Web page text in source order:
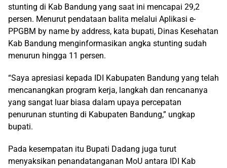
stunting di Kab Bandung yang saat ini mencapai 29,2
persen. Menurut pendataan balita melalui Aplikasi e-
PPGBM by name by address, kata bupati, Dinas Kesehatan
Kab Bandung menginformasikan angka stunting sudah
menurun hingga 11 persen.
“Saya apresiasi kepada IDI Kabupaten Bandung yang telah
mencanangkan program kerja, langkah dan rencananya
yang sangat luar biasa dalam upaya percepatan
penurunan stunting di Kabupaten Bandung,” ungkap
bupati.
Pada kesempatan itu Bupati Dadang juga turut
menyaksikan penandatanganan MoU antara IDI Kab